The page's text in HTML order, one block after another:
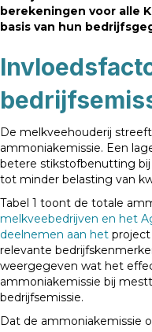
berekeningen voor alle
basis van hun
De melkveehouderij
ammoniakemissie. Een
betere stikstofbenutting
tot minder belasting van
Tabel 1 toont de totale
melkveebedrijven en het
deelnemen aan het project
relevante
weergegeven wat het
ammoniakemissie bij
bedrijfsemissie.
Dat de ammoniakemissie